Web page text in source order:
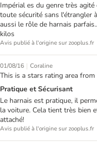
Impérial es du genre très agité
toute sécurité sans l'étrangler
aussi le rôle de harnais
kilos
Avis publié à l'origine sur zooplus.fr
01/08/16 | Coraline
This is a stars rating area
Pratique et Sécurisant
Le harnais est pratique, il
la voiture. Cela tient très bien
attaché!
Avis publié à l'origine sur zooplus.fr